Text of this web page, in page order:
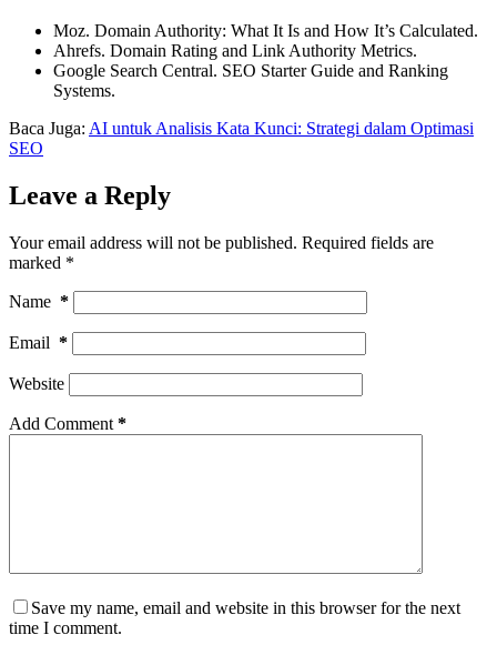
Moz. Domain Authority: What It Is and How It’s Calculated.
Ahrefs. Domain Rating and Link Authority Metrics.
Google Search Central. SEO Starter Guide and Ranking
Systems.
Baca Juga: AI untuk Analisis Kata Kunci: Strategi dalam Optimasi
SEO
Leave a Reply
Your email address will not be published. Required fields are
marked *
Name *
Email *
Website
Add Comment *
Save my name, email and website in this browser for the next
time I comment.